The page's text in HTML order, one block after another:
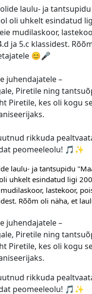
laulu- ja
oli uhkelt esindatud
mudilaskoor,
ja 5.c klassidest.
😊🎤
juhendajatele –
Piretile ning
Piretile, kes oli kogu
rikkuda
peomeeleolu! 🎵✨
laulu- ja tantsupidu
uhkelt esindatud ligi 200
lastekoor,
Rõõm oli näha, et
juhendajatele –
Piretile ning
Piretile, kes oli kogu
rikkuda
peomeeleolu! 🎵✨